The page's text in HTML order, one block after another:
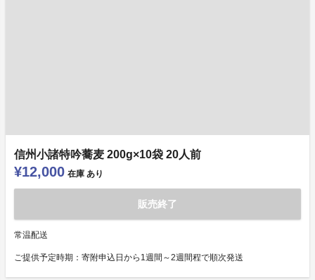
信州小諸特吟蕎麦 200g×10袋 20人前
¥12,000 在庫 あり
販売終了
常温配送
ご提供予定時期：寄附申込日から1週間～2週間程で順次発送